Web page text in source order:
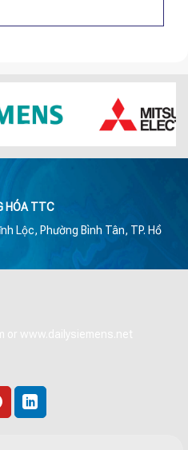
HÓA TTC
Lộc, Phường Bình Tân, TP. Hồ
www.dailysiemens.net